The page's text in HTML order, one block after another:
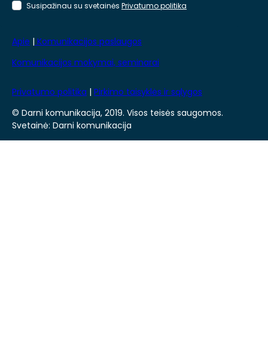
Susipažinau su svetainės Privatumo politika
Apie | Komunikacijos paslaugos
Komunikacijos mokymai, seminarai
Privatumo politika | Pirkimo taisyklės ir sąlygos
© Darni komunikacija, 2019. Visos teisės saugomos.
Svetainė: Darni komunikacija